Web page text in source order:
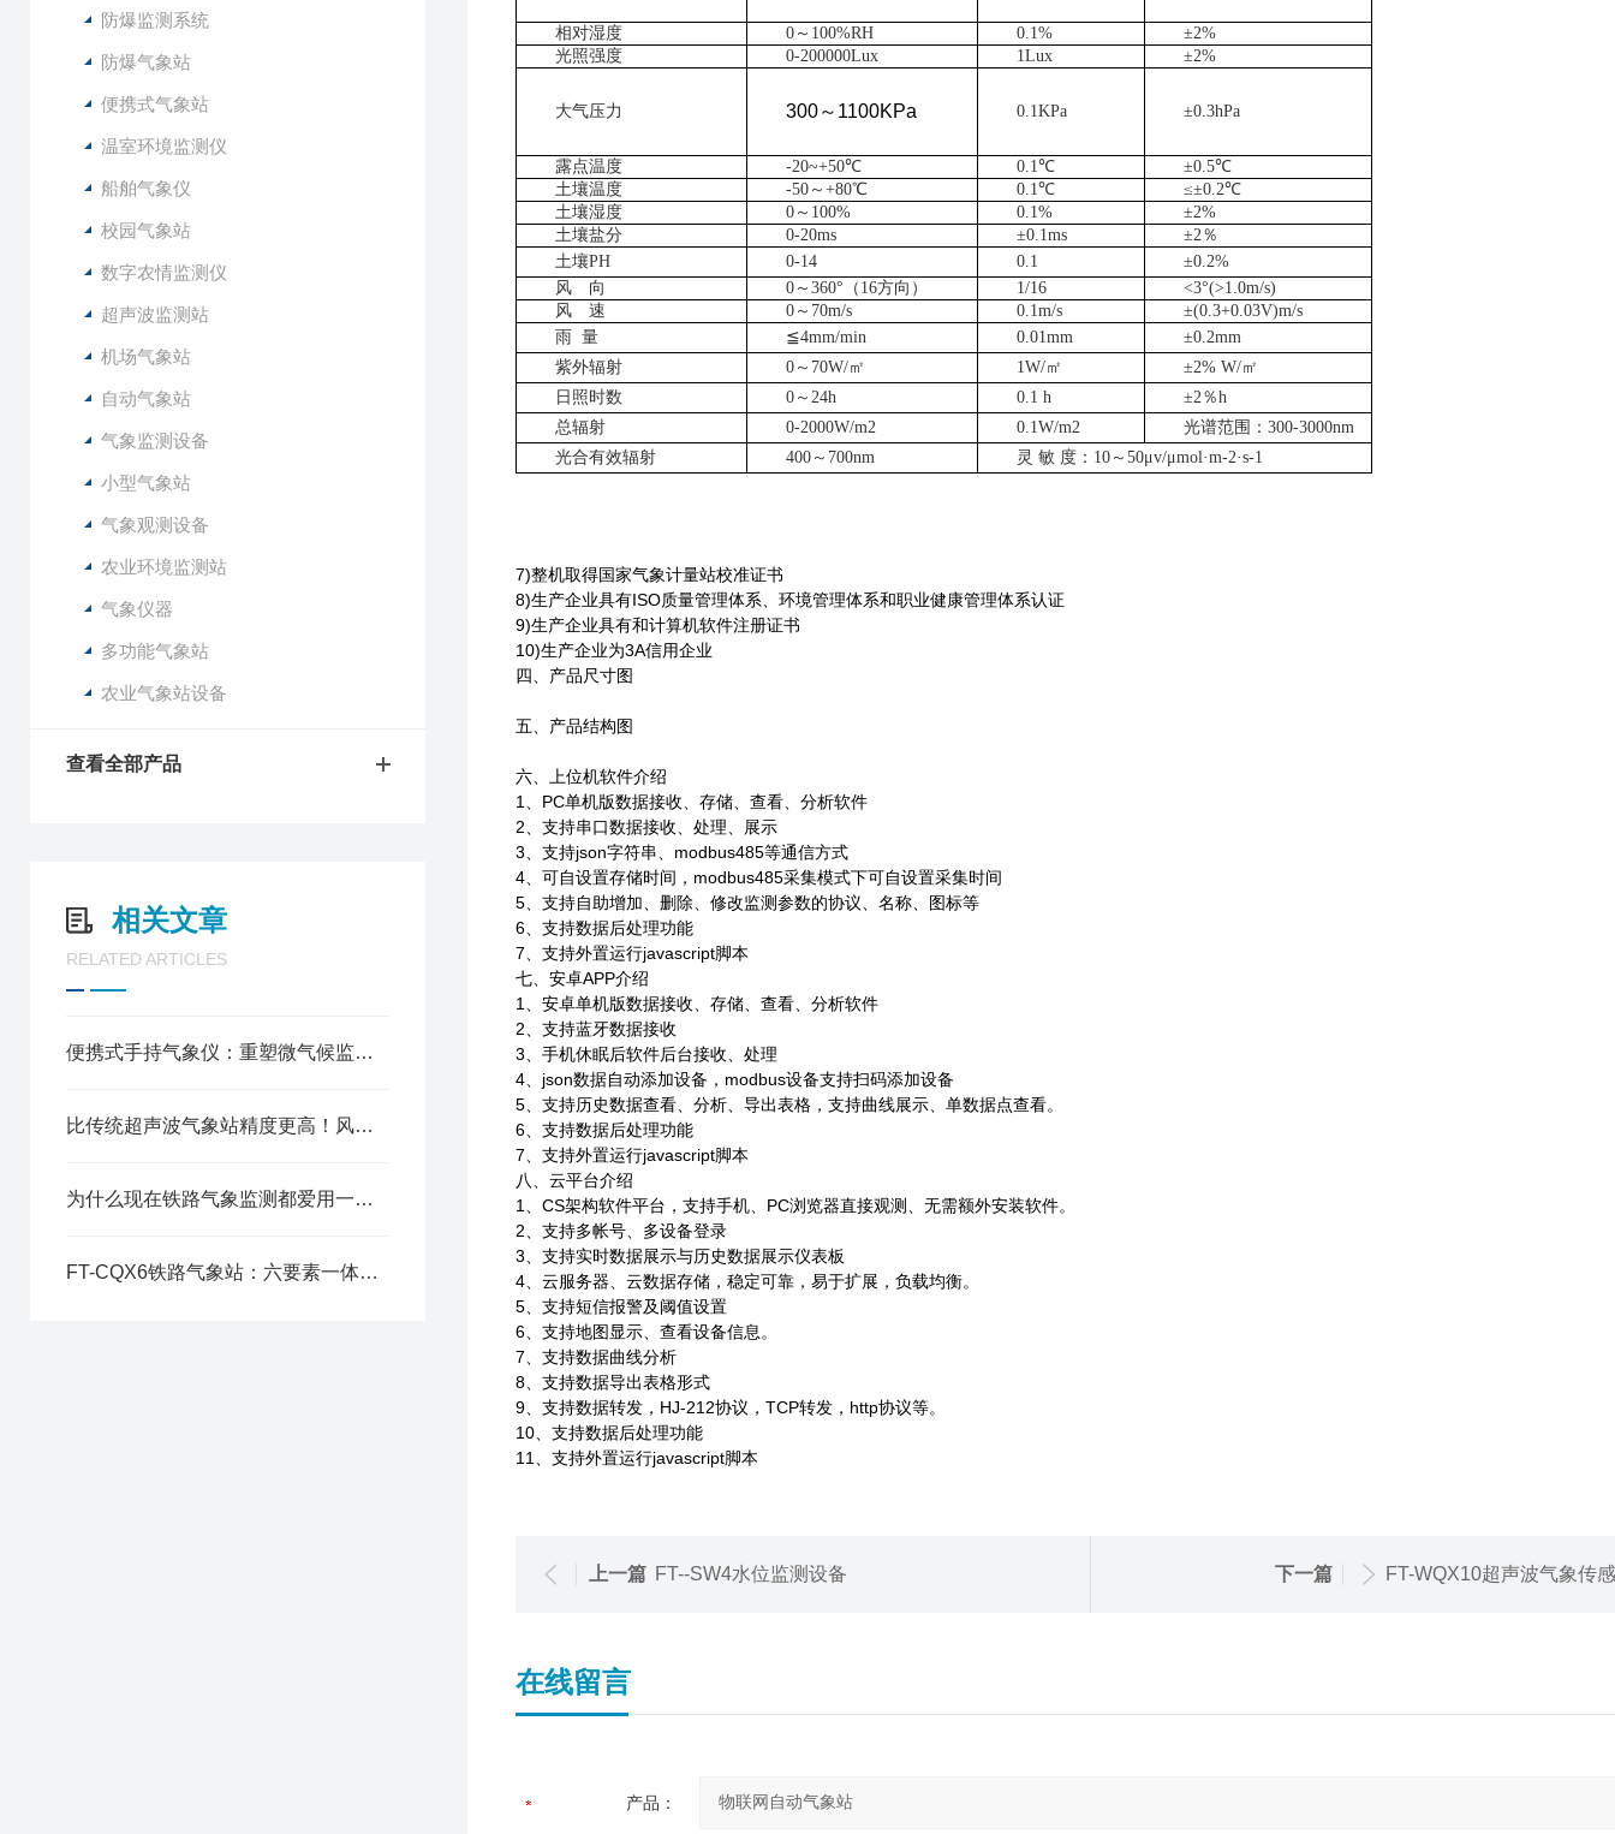
防爆监测系统
防爆气象站
便携式气象站
温室环境监测仪
船舶气象仪
校园气象站
数字农情监测仪
超声波监测站
机场气象站
自动气象站
气象监测设备
小型气象站
气象观测设备
农业环境监测站
气象仪器
多功能气象站
农业气象站设备
查看全部产品
相关文章
RELATED ARTICLES
便携式手持气象仪：重塑微气候监测的移动实验室
比传统超声波气象站精度更高！风途FT-CQX6了解一下
为什么现在铁路气象监测都爱用一体式六要素气象站？答案在这里
FT-CQX6铁路气象站：六要素一体式集成
相对湿度 0～100%RH 0.1%
±2%
光照强度
0-200000Lux 1Lux ±2%
大气压力 300～1100KPa 0.1KPa ±0.3hPa
露点温度 -20~+50℃ 0.1℃
±0.5℃
土壤温度
-50～+80℃ 0.1℃
≤±0.2℃
土壤湿度
0～100% 0.1%
±2%
土壤盐分
0-20ms ±0.1ms
±2％
土壤PH 0-14 0.1
±0.2%
风 向
0～360°（16方向） 1/16
<3°(>1.0m/s)
风 速
0～70m/s 0.1m/s
±(0.3+0.03V)m/s
雨 量 ≦4mm/min 0.01mm
±0.2mm
紫外辐射
0～70W/㎡ 1W/㎡
±2% W/㎡
日照时数
0～24h 0.1 h
±2％h
总辐射
0-2000W/m2 0.1W/m2 光谱范围： 300-3000nm
光合有效辐射
400～700nm 灵 敏 度：10～50μv/μmol·m-2·s-1
7)整机取得国家气象计量站校准证书
8)生产企业具有ISO质量管理体系、环境管理体系和职业健康管理体系认证
9)生产企业具有和计算机软件注册证书
10)生产企业为3A信用企业
四、产品尺寸图
五、产品结构图
六、上位机软件介绍
1
PC单机版数据接收、存储、查看、分析软件
2 、支持串口数据接收、处理、展示
3 、支持json字符串、 modbus485等通信方式
4 、可自设置存储时间， modbus485采集模式下可自设置采集时间
5 、支持自助增加、删除、修改监测参数的协议、名称、图标等
6 、支持数据后处理功能
7 、支持外置运行javascript脚本
七、安卓APP介绍
1
、安卓单机版数据接收、存储、查看、分析软件
2 、支持蓝牙数据接收
3 、手机休眠后软件后台接收、处理
4
json数据自动添加设备， modbus设备支持扫码添加设备
5 、支持历史数据查看、分析、导出表格，支持曲线展示、单数据点查看。
6 、支持数据后处理功能
7 、支持外置运行javascript脚本
八、云平台介绍
1
CS架构软件平台，支持手机、 PC浏览器直接观测、无需额外安装软件。
2 、支持多帐号、多设备登录
3 、支持实时数据展示与历史数据展示仪表板
4 、云服务器、云数据存储，稳定可靠，易于扩展，负载均衡。
5 、支持短信报警及阈值设置
6 、支持地图显示、查看设备信息。
7 、支持数据曲线分析
8 、支持数据导出表格形式
9 、支持数据转发， HJ-212协议， TCP转发， http协议等。
10 、支持数据后处理功能
11
、支持外置运行javascript脚本
上一篇 FT--SW4水位监测设备 下一篇 FT-WQX10超声波气象传
在线留言
产品：